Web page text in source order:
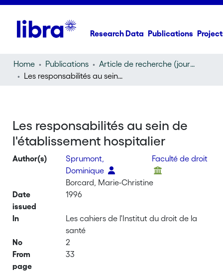
Research Data Publications
Home Publications
Article de recherche (journal article)
Les responsabilités au sein de l'établissement hospitalier
Les responsabilités au sein de
l'établissement hospitalier
Author(s)
Sprumont,
Dominique
Faculté de droit
Borcard, Marie-Christine
Date
issued
1996
In
Les cahiers de l'Institut du droit de la
santé
No
2
From
page
33